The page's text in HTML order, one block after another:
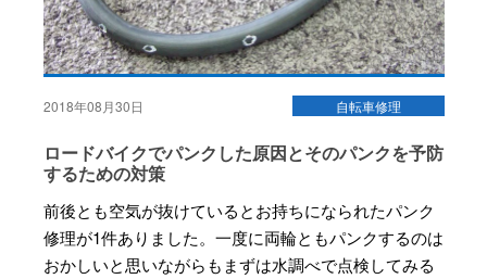
自転車修理
2018年08月30日
ロードバイクでパンクした原因とそのパンクを予防
するための対策
前後とも空気が抜けているとお持ちになられたパンク
修理が1件ありました。一度に両輪ともパンクするのは
おかしいと思いながらもまずは水調べで点検してみる